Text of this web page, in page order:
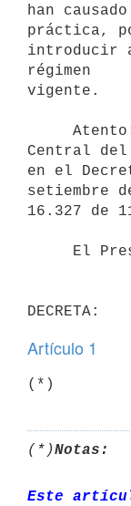
han
práctica,
introducir
régimen
vigente.
Central
en el
setiembre
16.327 de
Artículo 1
(*)Notas:
Este